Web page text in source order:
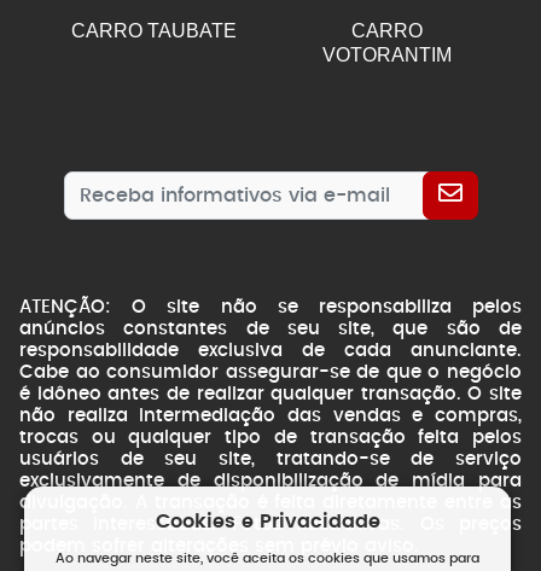
CARRO TAUBATE
CARRO
VOTORANTIM
ATENÇÃO: O site não se responsabiliza pelos
anúncios constantes de seu site, que são de
responsabilidade exclusiva de cada anunciante.
Cabe ao consumidor assegurar-se de que o negócio
é idôneo antes de realizar qualquer transação. O site
não realiza intermediação das vendas e compras,
trocas ou qualquer tipo de transação feita pelos
usuários de seu site, tratando-se de serviço
exclusivamente de disponibilização de mídia para
divulgação. A transação é feita diretamente entre as
partes interessadas. Fotos ilustrativas. Os preços
podem sofrer alterações sem prévio aviso.
Cookies e Privacidade
Ao navegar neste site, você aceita os cookies que usamos para